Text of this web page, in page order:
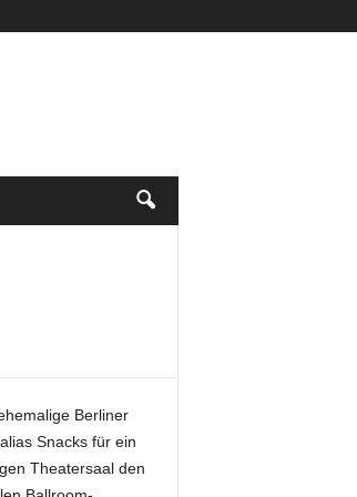
Berliner
Snacks für ein
Theatersaal den